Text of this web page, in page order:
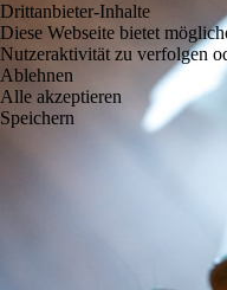
Drittanbieter-Inhalte
Diese Webseite bietet
Nutzeraktivität zu verfolgen
Ablehnen
Alle akzeptieren
Speichern